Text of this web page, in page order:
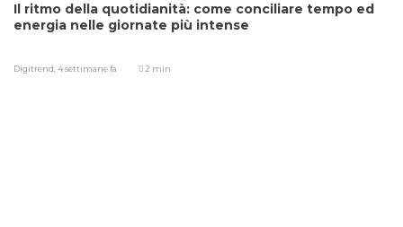
Il ritmo della quotidianità: come conciliare tempo ed
energia nelle giornate più intense
Digitrend,4 settimane fa 2 min